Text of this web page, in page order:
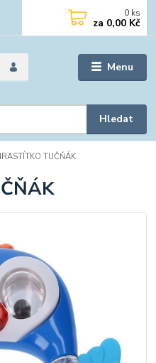
Menu
Hledat
0 ks
za 0,00 Kč
TUČŇÁK